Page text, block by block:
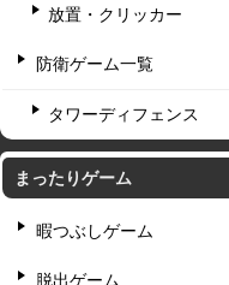
放置・クリッカー
防衛ゲーム一覧
タワーディフェンス
まったりゲーム
暇つぶしゲーム
脱出ゲーム